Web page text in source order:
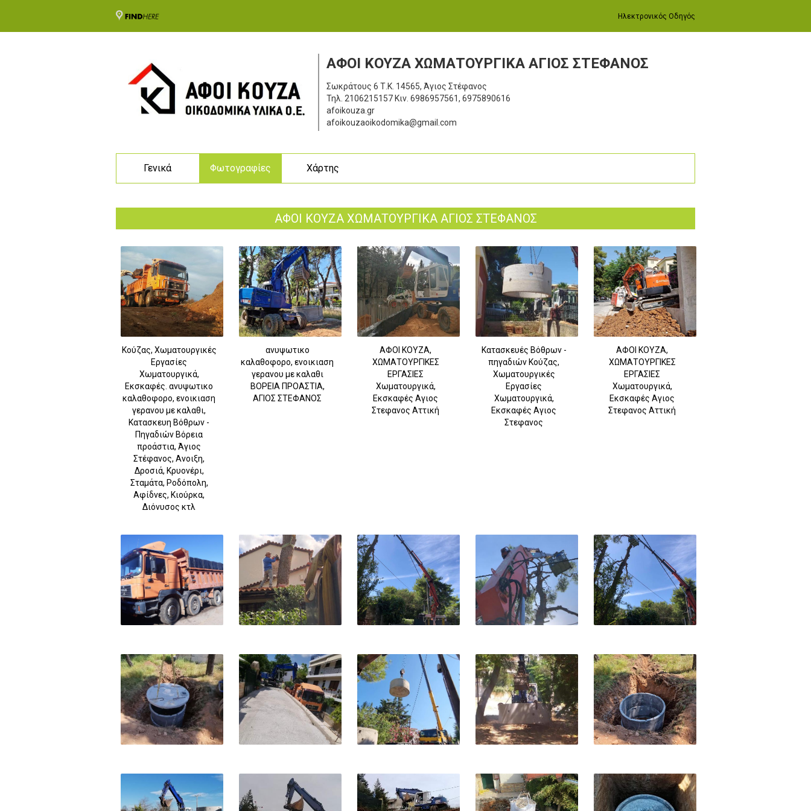
Ηλεκτρονικός Οδηγός
ΑΦΟΙ ΚΟΥΖΑ ΧΩΜΑΤΟΥΡΓΙΚΑ ΑΓΙΟΣ ΣΤΕΦΑΝΟΣ
Σωκράτους 6 Τ.Κ. 14565, Άγιος Στέφανος
Τηλ. 2106215157 Κιν. 6986957561, 6975890616
afoikouza.gr
afoikouzaoikodomika@gmail.com
Γενικά Φωτογραφίες Χάρτης
ΑΦΟΙ ΚΟΥΖΑ ΧΩΜΑΤΟΥΡΓΙΚΑ ΑΓΙΟΣ ΣΤΕΦΑΝΟΣ
Κούζας, Χωματουργικές
Εργασίες
Χωματουργικά,
Εκσκαφές. ανυψωτικο
καλαθοφορο, ενοικιαση
γερανου με καλαθι,
Κατασκευη Βόθρων -
Πηγαδιών Βόρεια
προάστια, Άγιος
Στέφανος, Ανοιξη,
Δροσιά, Κρυονέρι,
Σταμάτα, Ροδόπολη,
Αφίδνες, Κιούρκα,
Διόνυσος κτλ
ανυψωτικο
καλαθοφορο, ενοικιαση
γερανου με καλαθι
ΒΟΡΕΙΑ ΠΡΟΑΣΤΙΑ,
ΑΓΙΟΣ ΣΤΕΦΑΝΟΣ
ΑΦΟΙ ΚΟΥΖΑ,
ΧΩΜΑΤΟΥΡΓΙΚΕΣ
ΕΡΓΑΣΙΕΣ
Χωματουργικά,
Εκσκαφές Αγιος
Στεφανος Αττική
Κατασκευές Βόθρων -
πηγαδιών Κούζας,
Χωματουργικές
Εργασίες
Χωματουργικά,
Εκσκαφές Αγιος
Στεφανος
ΑΦΟΙ ΚΟΥΖΑ,
ΧΩΜΑΤΟΥΡΓΙΚΕΣ
ΕΡΓΑΣΙΕΣ
Χωματουργικά,
Εκσκαφές Αγιος
Στεφανος Αττική